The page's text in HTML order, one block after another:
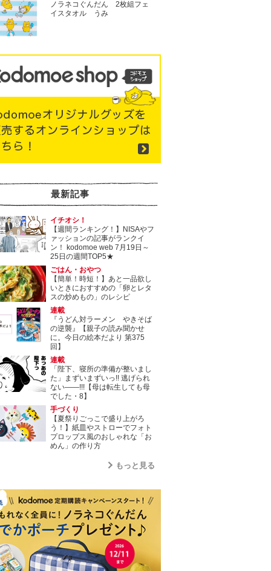
ノラネコぐんだん 2枚組フェ
イスタオル うみ
最新記事
イチオシ！
【週間ランキング！】NISAやフ
ァッションの記事がランクイ
ン！ kodomoe web 7月19日～
25日の週間TOP5★
ごはん・おやつ
【簡単！時短！】あと一品欲し
いときにおすすめの「卵とレタ
スの炒めもの」のレシピ
連載
『うどん対ラーメン やきそば
の逆襲』【親子の読み聞かせ
に。今日の絵本だより 第375
回】
連載
「陛下、寝所の準備が整いまし
た」まずいまずいっ!! 逃げられ
ない――!!!【母は転生しても母
でした・8】
手づくり
【夏祭りごっこで盛り上がろ
う！】紙皿やストローでフォト
プロップス風のおしゃれな「お
めん」の作り方
もっと見る